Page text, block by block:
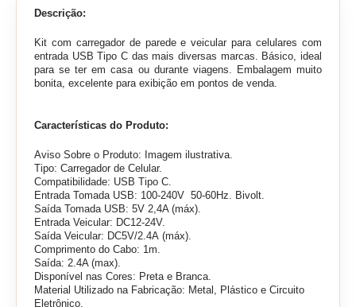
Descrição:
Kit com carregador de parede e veicular para celulares com
entrada USB Tipo C das mais diversas marcas. Básico, ideal
para se ter em casa ou durante viagens. Embalagem muito
bonita, excelente para exibição em pontos de venda.
Características do Produto:
Aviso Sobre o Produto: Imagem ilustrativa.
Tipo: Carregador de Celular.
Compatibilidade: USB Tipo C.
Entrada Tomada USB: 100-240V 50-60Hz. Bivolt.
Saída Tomada USB: 5V 2,4A (máx)
Entrada Veicular: DC12-24V.
Saída Veicular: DC5V/2.4A (máx).
Comprimento do Cabo: 1m.
Saída: 2.4A (max).
Disponível nas Cores: Preta e Branca.
Material Utilizado na Fabricação: Metal, Plástico e Circuito
Eletrônico.